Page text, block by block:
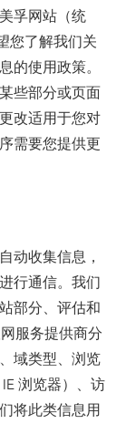
孚网站（统
您了解我们关
的使用政策。
些部分或页面
改适用于您对
需要您提供更
动收集信息，
行通信。我们
部分、评估和
服务提供商分
域类型、浏览
浏览器）、访
将此类信息用